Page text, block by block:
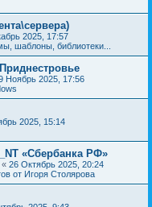
2025, 17:57
шаблоны, библиотеки...
Ноябрь 2025, 17:56
2025, 15:14
«Сбербанка РФ»
« 26 Октябрь 2025, 20:24
от Игоря Столярова